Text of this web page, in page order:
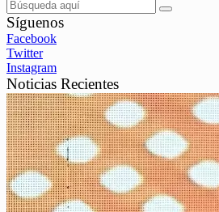
Síguenos
Facebook
Twitter
Instagram
Noticias Recientes